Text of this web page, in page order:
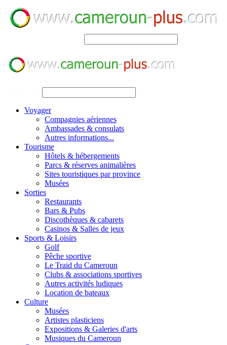
Voyager
Compagnies aériennes
Ambassades & consulats
Autres informations...
Tourisme
Hôtels & hébergements
Parcs & réserves animalières
Sites touristiques par province
Musées
Sorties
Restaurants
Bars & Pubs
Discothèques & cabarets
Casinos & Salles de jeux
Sports & Loisirs
Golf
Pêche sportive
Le Traid du Cameroun
Clubs & associations sportives
Autres activités ludiques
Location de bateaux
Culture
Musées
Artistes plasticiens
Expositions & Galeries d'arts
Musiques du Cameroun